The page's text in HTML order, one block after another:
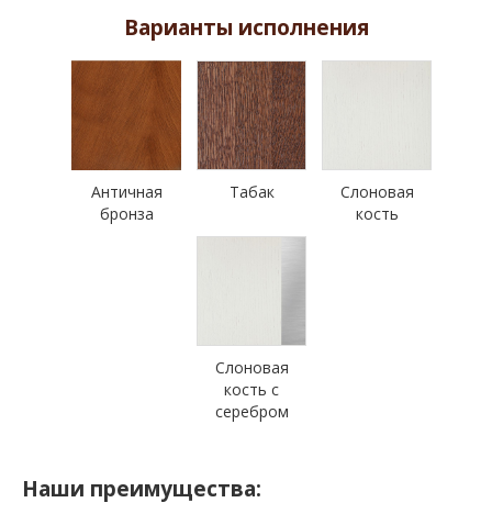
Варианты исполнения
Античная
бронза
Табак
Слоновая
кость
Слоновая
кость с
серебром
Наши преимущества: